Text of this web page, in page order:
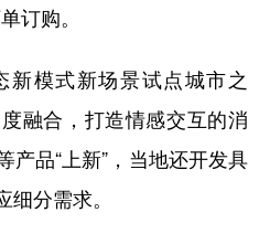
订购。
模式新场景试点城市之
融合，打造情感交互的消
产品“上新”，当地还开发具
分需求。